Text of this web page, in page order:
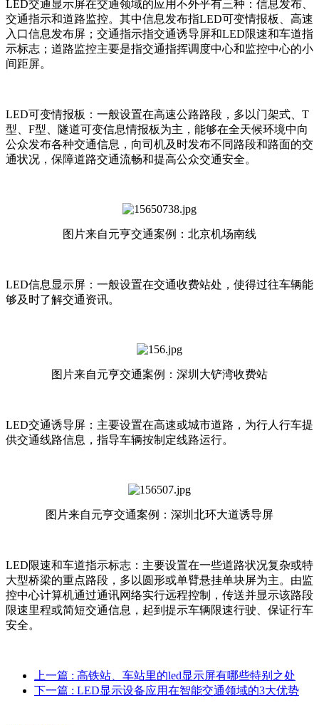
LED交通显示屏在交通领域的应用不外乎有三种：信息发布、
交通指示和道路监控。其中信息发布指LED可变情报板、高速
入口信息发布屏；交通指示指交通诱导屏和LED限速和车道指
示标志；道路监控主要是指交通指挥调度中心和监控中心的小
间距屏。
LED可变情报板：一般设置在高速公路路段，多以门架式、T
型、F型、隧道可变信息情报板为主，能够在全天候环境中向
公众发布各种交通信息，向司机及时发布不同路段和路面的交
通状况，保障道路交通流畅和提高公众交通安全。
图片来自元亨交通案例：北京机场南线
LED信息显示屏：一般设置在交通收费站处，使得过往车辆能
够及时了解交通资讯。
图片来自元亨交通案例：深圳大铲湾收费站
LED交通诱导屏：主要设置在高速或城市道路，为行人行车提
供交通线路信息，指导车辆按制定线路运行。
图片来自元亨交通案例：深圳北环大道诱导屏
LED限速和车道指示标志：主要设置在一些道路状况复杂或特
大型桥梁的重点路段，多以圆形或单臂悬挂单块屏为主。由监
控中心计算机通过通讯网络实行远程控制，传送并显示该路段
限速里程或简短交通信息，起到提示车辆限速行驶、保证行车
安全。
上一篇 : 高铁站、车站里的led显示屏有哪些特别之处
下一篇 : LED显示设备应用在智能交通领域的3大优势